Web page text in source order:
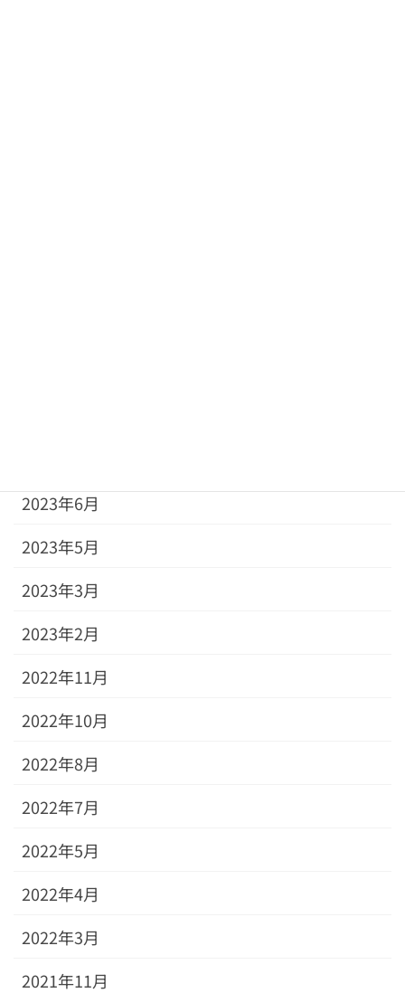
2023年6月
2023年5月
2023年3月
2023年2月
2022年11月
2022年10月
2022年8月
2022年7月
2022年5月
2022年4月
2022年3月
2021年11月